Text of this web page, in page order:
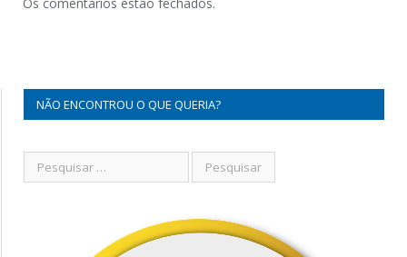
NÃO ENCONTROU O QUE QUERIA?